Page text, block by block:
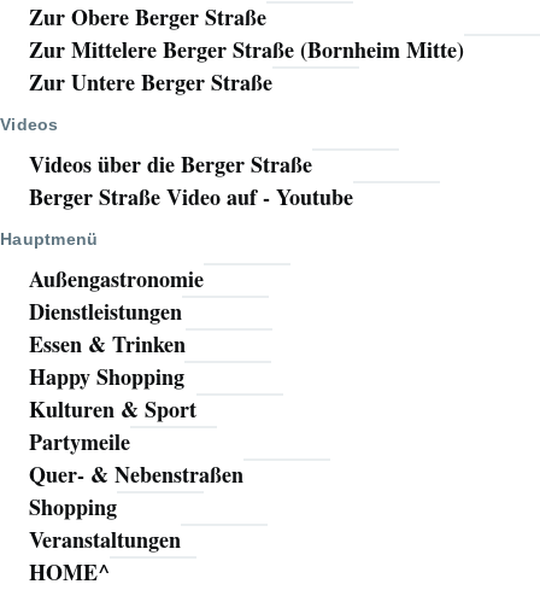
Zur Obere Berger Straße
Zur Mittelere Berger Straße (Bornheim Mitte)
Zur Untere Berger Straße
Videos
Videos über die Berger Straße
Berger Straße Video auf - Youtube
Hauptmenü
Außengastronomie
Dienstleistungen
Essen & Trinken
Happy Shopping
Kulturen & Sport
Partymeile
Quer- & Nebenstraßen
Shopping
Veranstaltungen
HOME^